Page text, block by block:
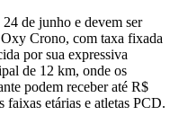
de junho e devem ser
Crono, com taxa fixada
por sua expressiva
de 12 km, onde os
podem receber até R$
faixas etárias e atletas PCD.